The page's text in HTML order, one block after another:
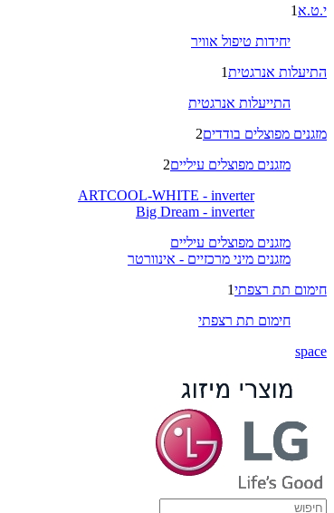
י.ט.א 1
יחידות טיפול אוויר
התיעלות אנרגטית1
התייעלות אנרגטית
מזגנים מפוצלים בודדים2
מזגנים מפוצלים עיליים2
ARTCOOL-WHITE - inverter
Big Dream - inverter
מזגנים מפוצלים עיליים
מזגנים מיני מרכזיים - אינוורטר
חימום תת רצפתי1
חימום תת רצפתי
space